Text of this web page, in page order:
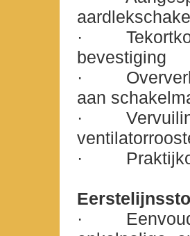
·
bevestiging
·
aan
·
·
·